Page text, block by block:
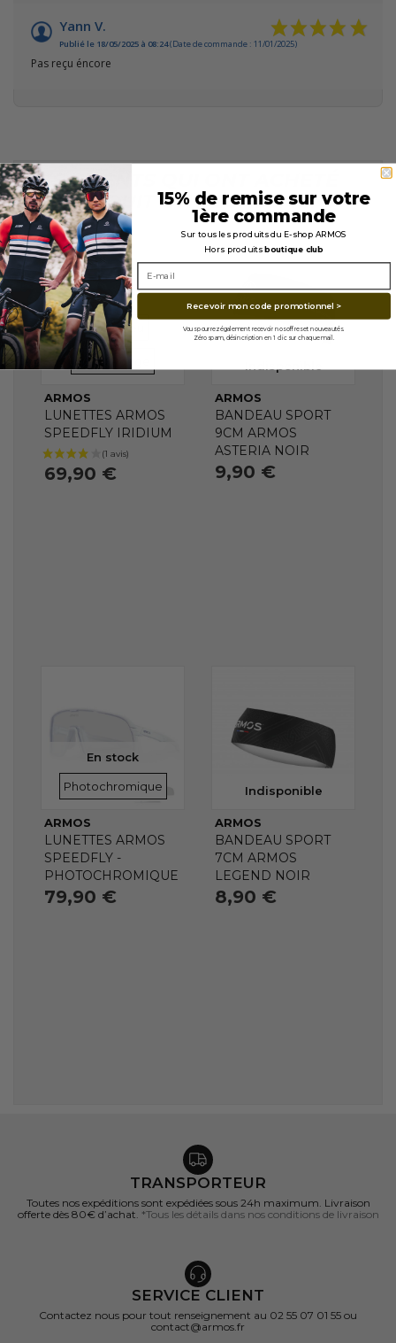
Yann V.
Publié le 18/05/2025 à 08:24(Date de commande : 11/01/2025)
Pas reçu éncore
LES CLIENTS QUI ONT ACHETÉ
CE PRODUIT ONT ÉGALEMENT
ACHETÉ...
En stock
VERRES
REVO Bleu
VERRES
REVO Rouge
ARMOS
LUNETTES ARMOS
SPEEDFLY IRIDIUM
69,90 €
ARMOS
BANDEAU SPORT
9CM ARMOS
ASTERIA NOIR
9,90 €
En stock
VERRES
Photochromique
ARMOS
LUNETTES ARMOS
SPEEDFLY -
PHOTOCHROMIQUE
79,90 €
Indisponible
ARMOS
BANDEAU SPORT
7CM ARMOS
LEGEND NOIR
8,90 €
TRANSPORTEUR
Toutes nos expéditions sont expédiées sous 24h maximum. Livraison
offerte dès 80€ d’achat. *Tous les détails dans nos conditions de livraison
SERVICE CLIENT
Contactez nous pour tout renseignement au 02 55 07 01 55 ou
contact@armos.fr
15% de remise sur votre
1ère commande
Sur tous les produits du E-shop ARMOS
Hors produitsboutique club
Recevoir mon code promotionnel >
Vous pourrez également recevoir nos offres et nouveautés.
Zéro spam, désincription en 1 clic sur chaque mail.